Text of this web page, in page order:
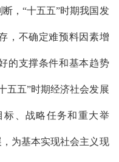
，“十五五”时期我国发
，不确定难预料因素增
的支撑条件和基本趋势
五五”时期经济社会发展
标、战略任务和重大举
为基本实现社会主义现